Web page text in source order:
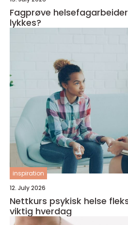
Fagprøve helsefagarbeider hva kreves for å
lykkes?
inspiration
12. July 2026
Nettkurs psykisk helse fleksibel læring for en
viktig hverdag